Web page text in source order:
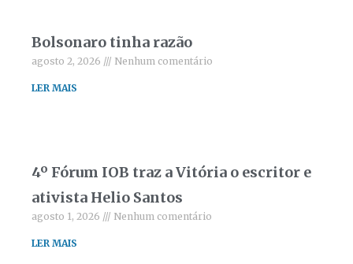
Bolsonaro tinha razão
agosto 2, 2026 Nenhum comentário
LER MAIS
4º Fórum IOB traz a Vitória o escritor e
ativista Helio Santos
agosto 1, 2026 Nenhum comentário
LER MAIS